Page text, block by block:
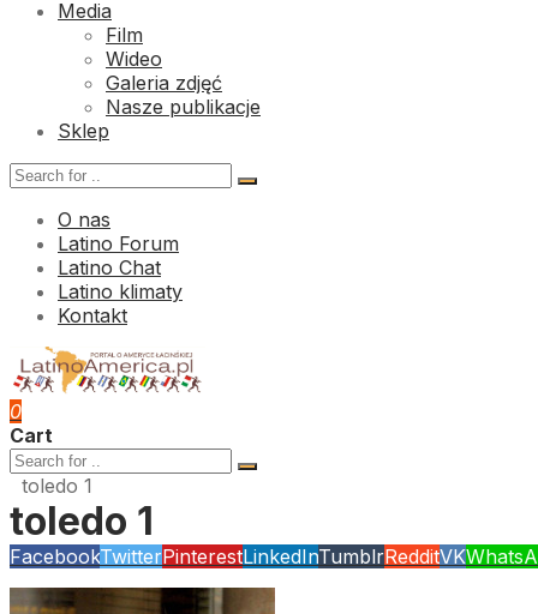
Media
Film
Wideo
Galeria zdjęć
Nasze publikacje
Sklep
O nas
Latino Forum
Latino Chat
Latino klimaty
Kontakt
0
Cart
toledo 1
toledo 1
FacebookTwitterPinterestLinkedInTumblrRedditVK